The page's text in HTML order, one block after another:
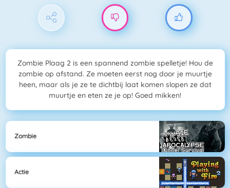
Zombie Plaag 2 is een spannend zombie spelletje! Hou de
zombie op afstand. Ze moeten eerst nog door je muurtje
heen, maar als je ze te dichtbij laat komen slopen ze dat
muurtje en eten ze je op! Goed mikken!
Zombie
Actie